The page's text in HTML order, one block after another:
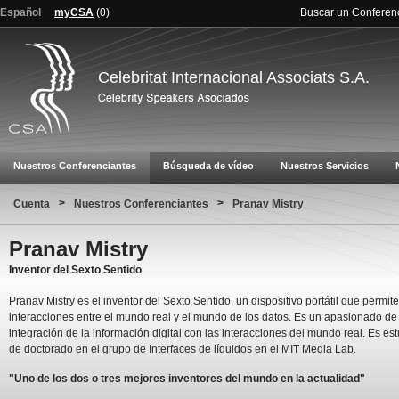
Español myCSA (0) Buscar un
Celebritat Internacional Associats S.A.
Nuestros Conferenciantes Búsqueda de vídeo Nuestros Servicios
Cuenta > Nuestros Conferenciantes > Pranav Mistry
Pranav Mistry
Inventor del Sexto Sentido
Pranav Mistry es el inventor del Sexto Sentido, un dispositivo portátil que
interacciones entre el mundo real y el mundo de los datos. Es un apasionado
integración de la información digital con las interacciones del mundo real. Es
de doctorado en el grupo de Interfaces de líquidos en el MIT Media Lab.
"Uno de los dos o tres mejores inventores del mundo en la actualidad"